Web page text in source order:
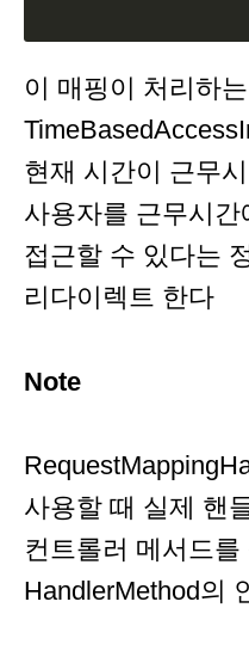
이 매핑이 처리하
현재 시간이 근무
사용자를 근무시간
접근할 수 있다는
리다이렉트 한다
Note
사용할 때 실제 핸
컨트롤러 메서드를
HandlerMethod의